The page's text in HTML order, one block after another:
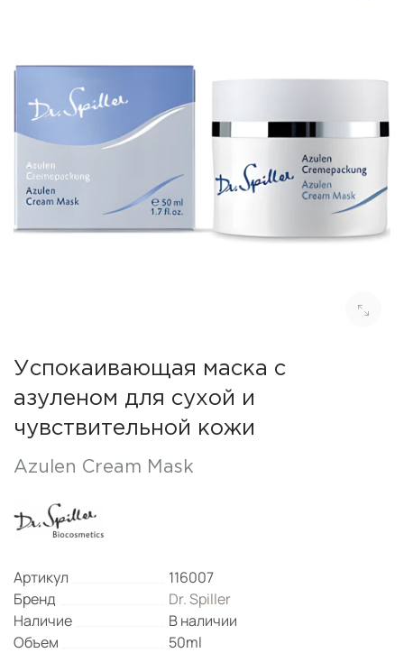
Успокаивающая маска с
азуленом для сухой и
чувствительной кожи
Azulen Cream Mask
Артикул
116007
Бренд
Dr. Spiller
Наличие
В наличии
Объем
50ml